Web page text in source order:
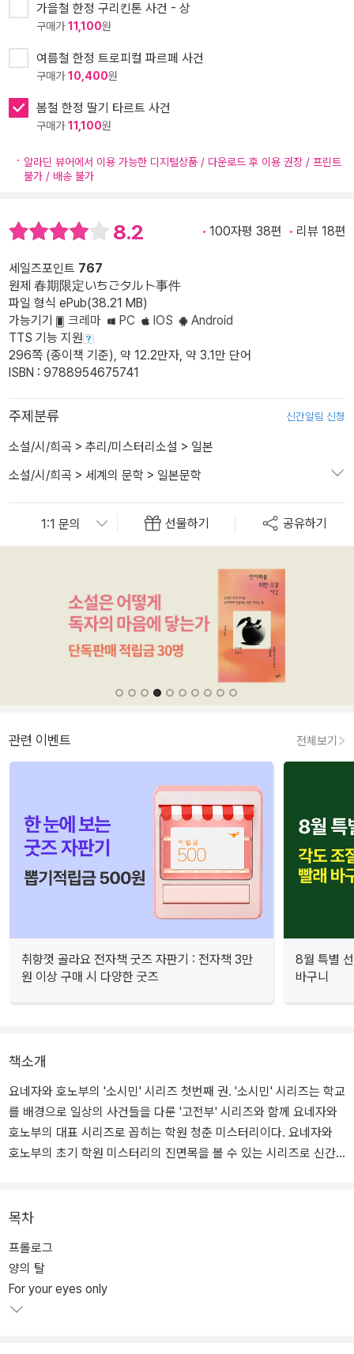
가을철 한정 구리킨톤 사건 - 상
구매가11,100원
여름철 한정 트로피컬 파르페 사건
구매가10,400원
봄철 한정 딸기 타르트 사건
구매가11,100원
알라딘 뷰어에서 이용 가능한 디지털상품 / 다운로드 후 이용 권장 / 프린트
불가 / 배송 불가
8.2 100자평 38편 리뷰 18편
세일즈포인트 767
원제 春期限定いちごタルト事件
파일 형식 ePub(38.21 MB)
가능기기
크레마 PC IOS
Android
TTS 기능 지원
296쪽 (종이책 기준), 약 12.2만자, 약 3.1만 단어
ISBN : 9788954675741
주제분류 신간알림 신청
소설/시/희곡 > 추리/미스터리소설 > 일본
소설/시/희곡 > 세계의 문학 > 일본문학
선물하기 공유하기
관련 이벤트 전체보기
취향껏 골라요 전자책 굿즈 자판기 : 전자책 3만
원 이상 구매 시 다양한 굿즈
8월 특별
바구니
책소개
요네자와 호노부의 '소시민' 시리즈 첫번째 권. '소시민' 시리즈는 학교
를 배경으로 일상의 사건들을 다룬 '고전부' 시리즈와 함께 요네자와
호노부의 대표 시리즈로 꼽히는 학원 청춘 미스터리이다. 요네자와
호노부의 초기 학원 미스터리의 진면목을 볼 수 있는 시리즈로 신간
가진 특별한 관계로 묶여 있다. 단순한 친구 관계도, 연인 관계도 아닌
두 사람이 지향하는 것은 일상의 평온과 안정을 위해 소시민이 되는
것. 그런 두 사람 앞에 등장하는 갖가지 수수께끼들. 과연 고바토와 오
사나이는 소시민이 되겠다는 의지를 관철시킬 수 있을까?
목차
프롤로그
양의 탈
For your eyes only